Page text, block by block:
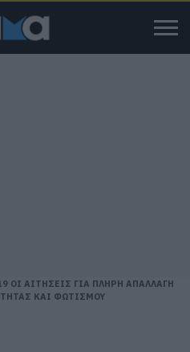
ΟΙ ΑΙΤΗΣΕΙΣ ΓΙΑ ΠΛΗΡΗ ΑΠΑΛΛΑΓΗ
ΚΑΙ ΦΩΤΙΣΜΟΥ